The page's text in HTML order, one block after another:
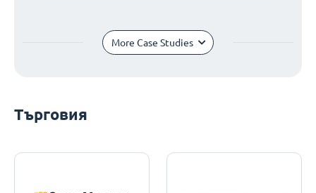
More Case Studies
Търговия